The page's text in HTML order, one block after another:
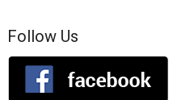
Follow Us